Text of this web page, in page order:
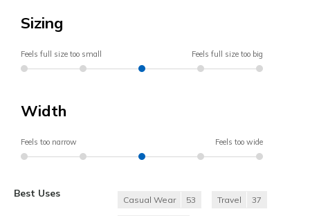
Sizing
Feels full size too small Feels full size too big
Width
Feels too narrow Feels too wide
Best Uses
Casual Wear 53 Travel 37